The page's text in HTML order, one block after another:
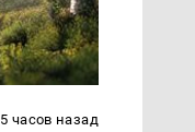
5 часов назад